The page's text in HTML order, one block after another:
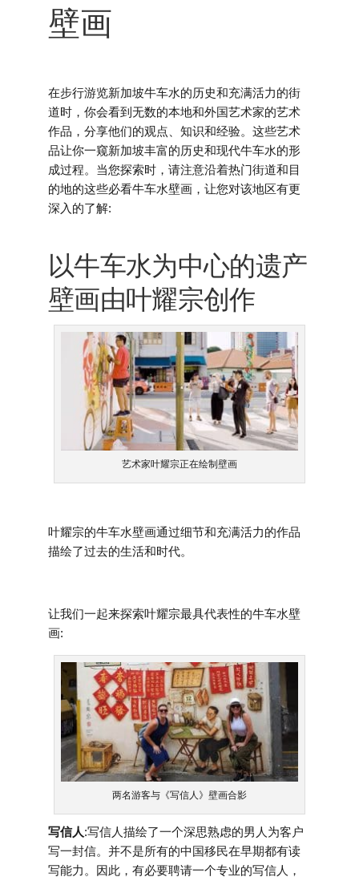
壁画
在步行游览新加坡牛车水的历史和充满活力的街
道时，你会看到无数的本地和外国艺术家的艺术
作品，分享他们的观点、知识和经验。这些艺术
品让你一窥新加坡丰富的历史和现代牛车水的形
成过程。当您探索时，请注意沿着热门街道和目
的地的这些必看牛车水壁画，让您对该地区有更
深入的了解:
以牛车水为中心的遗产
壁画由叶耀宗创作
艺术家叶耀宗正在绘制壁画
叶耀宗的牛车水壁画通过细节和充满活力的作品
描绘了过去的生活和时代。
让我们一起来探索叶耀宗最具代表性的牛车水壁
画:
两名游客与《写信人》壁画合影
写信人:写信人描绘了一个深思熟虑的男人为客户
写一封信。并不是所有的中国移民在早期都有读
写能力。因此，有必要聘请一个专业的写信人，